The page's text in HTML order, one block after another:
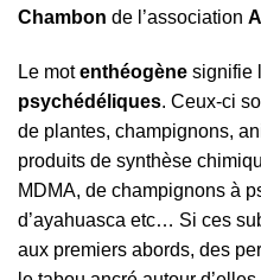
Chambon de l’association
Le motenthéogène signifie
psychédéliques. Ceux-ci
de plantes, champignons,
produits de synthèse
MDMA, de champignons à
d’ayahuasca etc… Si ces
aux premiers abords, des